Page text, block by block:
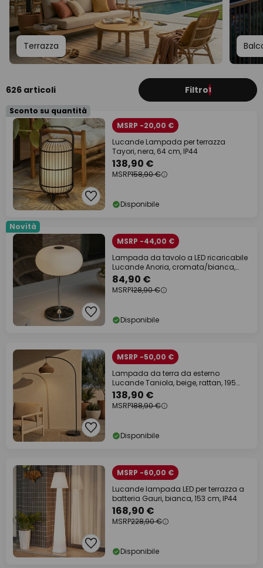
Terrazza
626 articoli Filtro1
Sconto su quantità
MSRP -20,00 €
Lucande Lampada per terrazza
Tayori, nera, 64 cm, IP44
138,90 €
MSRP158,90 €
Disponibile
Novità
MSRP -44,00 €
Lampada da tavolo a LED ricaricabile
Lucande Anoria, cromata/bianca,
vetro IP44
84,90 €
MSRP128,90 €
Disponibile
MSRP -50,00 €
Lampada da terra da esterno
Lucande Taniola, beige, rattan, 195
cm, IP44
138,90 €
MSRP188,90 €
Disponibile
MSRP -60,00 €
Lucande lampada LED per terrazza a
batteria Gauri, bianca, 153 cm, IP44
168,90 €
MSRP228,90 €
Disponibile